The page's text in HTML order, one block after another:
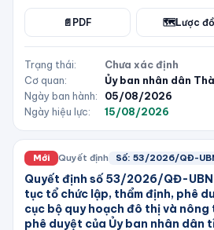
📄 PDF 🗺️Lược đồ
Trạng thái:
Chưa xác định
Cơ quan:
Ủy ban nhân dân
Ngày ban hành:
05/08/2026
Ngày hiệu lực:
15/08/2026
Mới Quyết định Số: 53/2026/QĐ-
Quyết định số 53/2026/QĐ-
tục tổ chức lập, thẩm định, phê
cục bộ quy hoạch đô thị và
phê duyệt của Ủy ban nhân dân